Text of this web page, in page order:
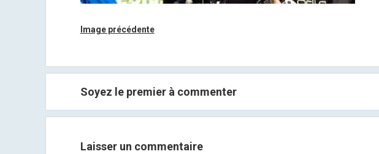
Image précédente
Soyez le premier à commenter
Laisser un commentaire